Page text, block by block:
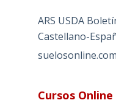
ARS USDA
Castellano-
suelosonline.com
Cursos